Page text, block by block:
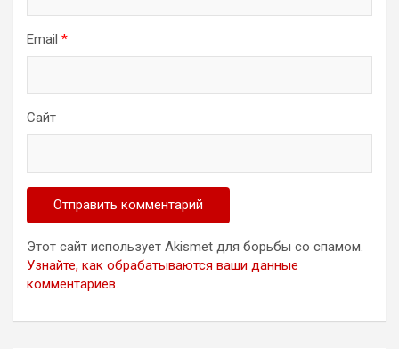
Email *
Сайт
Этот сайт использует Akismet для борьбы со спамом.
Узнайте, как обрабатываются ваши данные
комментариев.